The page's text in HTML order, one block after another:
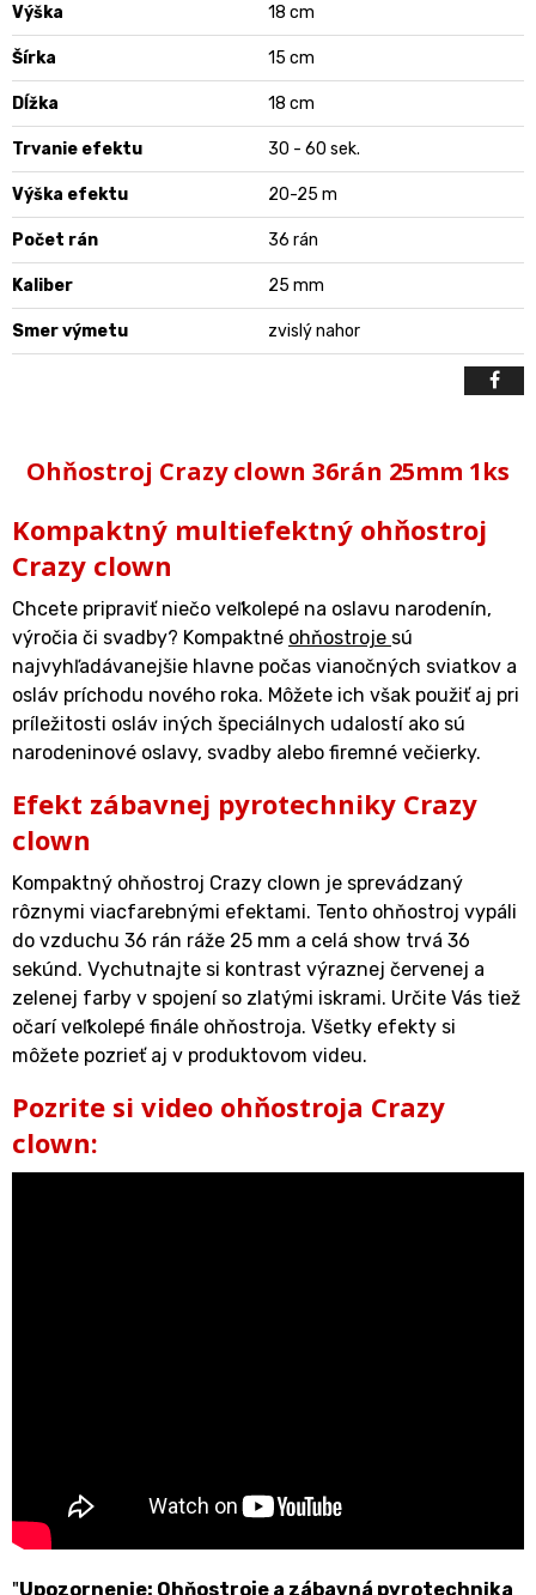
Výška 18 cm
Šírka 15 cm
Dĺžka 18 cm
Trvanie efektu 30 - 60 sek.
Výška efektu 20-25 m
Počet rán 36 rán
Kaliber 25 mm
Smer výmetu zvislý nahor
Ohňostroj Crazy clown 36rán 25mm 1ks
Kompaktný multiefektný ohňostroj
Crazy clown
Chcete pripraviť niečo veľkolepé na oslavu narodenín,
výročia či svadby? Kompaktné ohňostroje sú
najvyhľadávanejšie hlavne počas vianočných sviatkov a
osláv príchodu nového roka. Môžete ich však použiť aj pri
príležitosti osláv iných špeciálnych udalostí ako sú
narodeninové oslavy, svadby alebo firemné večierky.
Efekt zábavnej pyrotechniky Crazy
clown
Kompaktný ohňostroj Crazy clown je sprevádzaný
rôznymi viacfarebnými efektami. Tento ohňostroj vypáli
do vzduchu 36 rán ráže 25 mm a celá show trvá 36
sekúnd. Vychutnajte si kontrast výraznej červenej a
zelenej farby v spojení so zlatými iskrami. Určite Vás tiež
očarí veľkolepé finále ohňostroja. Všetky efekty si
môžete pozrieť aj v produktovom videu.
Pozrite si video ohňostroja Crazy
clown:
"Upozornenie: Ohňostroje a zábavná pyrotechnika